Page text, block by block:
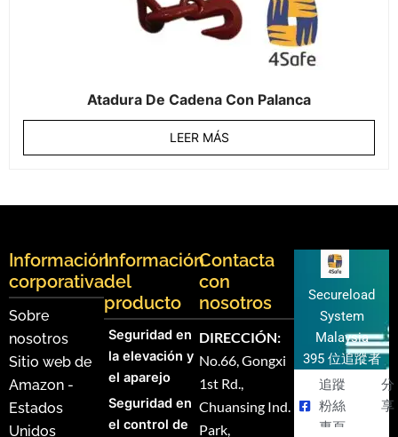
Atadura De Cadena Con Palanca
LEER MÁS
Información
corporativa
Sobre
nosotros
Sitio web de
Amazon -
Estados
Unidos
Información
del
producto
Seguridad en
la elevación y
el aparejo
Seguridad en
el control de
Contacta
con
nosotros
DIRECCIÓN:
No.66, Gongxi
1st Rd.,
Chuansing Ind.
Park,
Secureload
System
Malaysia
395 位追蹤者
追蹤
粉絲
專頁
分
享